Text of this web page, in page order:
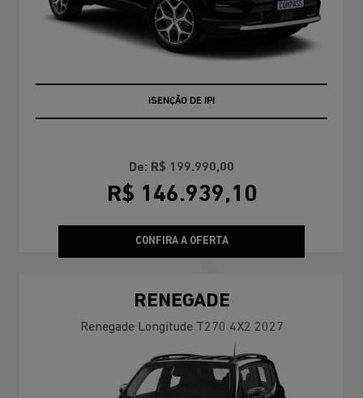
+ BÔNUS DE FÁBRICA
De: R$ 199.990,00
R$ 146.939,10
CONFIRA A OFERTA
RENEGADE
Renegade Longitude T270 4X2 2027